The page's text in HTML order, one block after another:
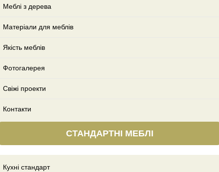
Меблі з дерева
Матеріали для меблів
Якість меблів
Фотогалерея
Свіжі проекти
Контакти
СТАНДАРТНІ МЕБЛІ
Кухні стандарт